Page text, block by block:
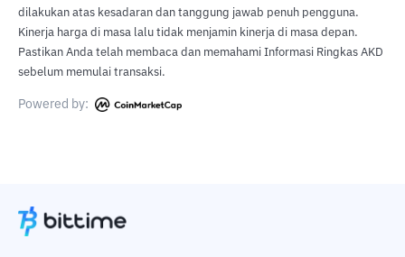
dilakukan atas kesadaran dan tanggung jawab penuh pengguna.
Kinerja harga di masa lalu tidak menjamin kinerja di masa depan.
Pastikan Anda telah membaca dan memahami Informasi Ringkas AKD
sebelum memulai transaksi.
Powered by: